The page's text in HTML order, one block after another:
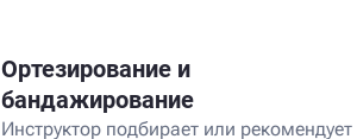
Ортезирование и
бандажирование
Инструктор подбирает или рекомендует